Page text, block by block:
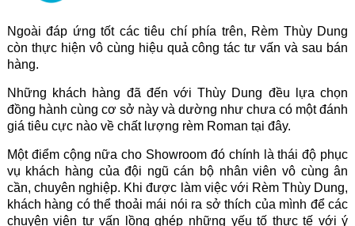
Ngoài đáp ứng tốt các tiêu chí phía trên, Rèm Thùy Dung
còn thực hiện vô cùng hiệu quả công tác tư vấn và sau bán
hàng.
Những khách hàng đã đến với Thùy Dung đều lựa chọn
đồng hành cùng cơ sở này và dường như chưa có một đánh
giá tiêu cực nào về chất lượng rèm Roman tại đây.
Một điểm cộng nữa cho Showroom đó chính là thái độ phục
vụ khách hàng của đội ngũ cán bộ nhân viên vô cùng ân
cần, chuyên nghiệp. Khi được làm việc với Rèm Thùy Dung,
khách hàng có thể thoải mái nói ra sở thích của mình để các
chuyên viên tư vấn lồng ghép những yếu tố thực tế với ý